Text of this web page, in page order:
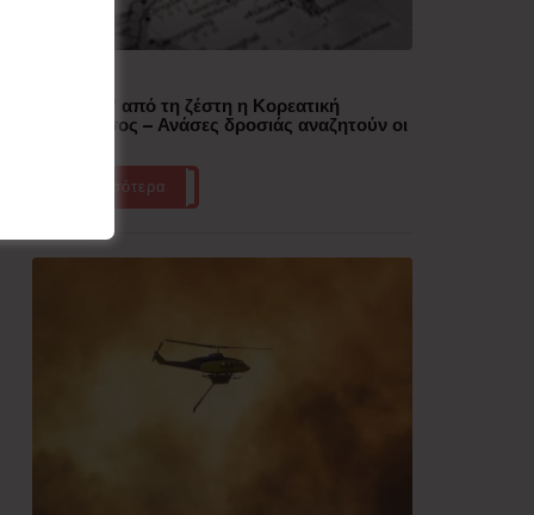
“Έλιωσε” από τη ζέστη η Κορεατική
Χερσόνησος – Ανάσες δροσιάς αναζητούν οι
Περισσότερα